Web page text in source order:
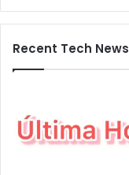
Recent Tech News